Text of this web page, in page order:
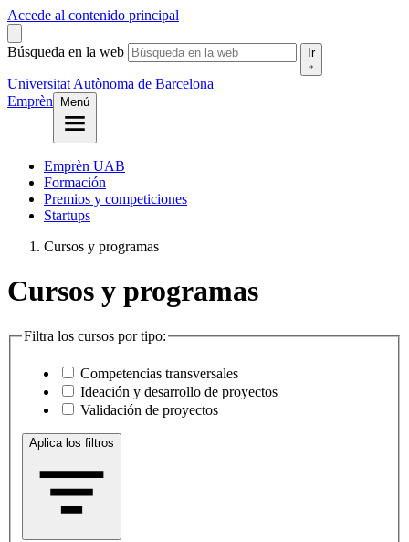
Accede al contenido principal
Búsqueda en la web Ir
Universitat Autònoma de Barcelona
Emprèn
Menú
Emprèn UAB
Formación
Premios y competiciones
Startups
Cursos y programas
Cursos y programas
Filtra los cursos por tipo:
Competencias transversales
Ideación y desarrollo de proyectos
Validación de proyectos
Aplica los filtros